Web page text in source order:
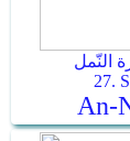
27.
An-